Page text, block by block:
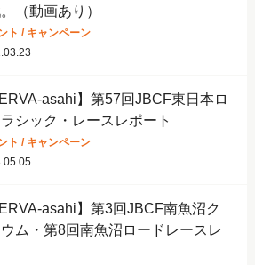
（動画あり）
ト / キャンペーン
asahi】第57回JBCF東日本ロ
シック・レースレポート
ト / キャンペーン
asahi】第3回JBCF南魚沼ク
ム・第8回南魚沼ロードレースレ